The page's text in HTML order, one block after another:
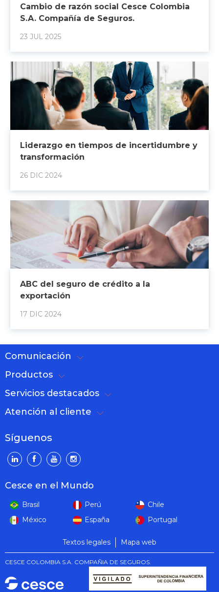
Cambio de razón social Cesce Colombia
S.A. Compañía de Seguros.
23 JUL 2025
Liderazgo en tiempos de incertidumbre y
transformación
26 DIC 2024
ABC del seguro de crédito a la
exportación
17 DIC 2024
Comunicación
Productos
Servicios destacados
Atención al cliente
Síguenos
Cesce en el Mundo
Brasil Perú
Chile
México
España Portugal
Textos legales Mapa web
CESCE COLOMBIA S.A. COMPAÑIA DE SEGUROS.